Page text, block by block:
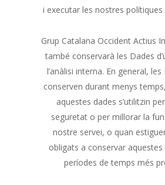
i executar les nostres polítiques
Grup Catalana Occident Actius
també conservarà les Dades
l’anàlisi interna. En general, les
conserven durant menys
aquestes dades s’utilitzin
seguretat o per millorar la
nostre servei, o quan
obligats a conservar
períodes de temps més